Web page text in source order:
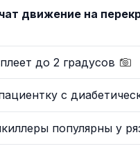
движение на
до 2 градусов
с
популярны у